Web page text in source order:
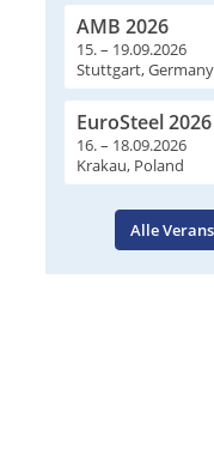
AMB 2026
15. – 19.09.2026
Stuttgart, Germany
EuroSteel 2026
16. – 18.09.2026
Krakau, Poland
Alle